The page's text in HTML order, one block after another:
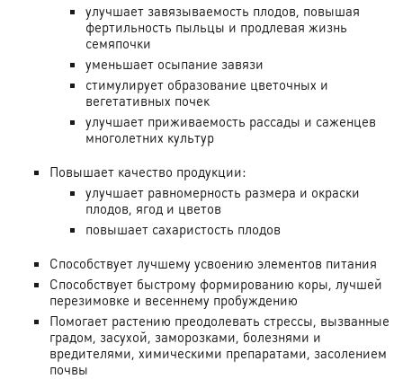
улучшает завязываемость плодов, повышая
фертильность пыльцы и продлевая жизнь
семяпочки
уменьшает осыпание завязи
стимулирует образование цветочных и
вегетативных почек
улучшает приживаемость рассады и саженцев
многолетних культур
Повышает качество продукции:
улучшает равномерность размера и окраски
плодов, ягод и цветов
повышает сахаристость плодов
Способствует лучшему усвоению элементов питания
Способствует быстрому формированию коры, лучшей
перезимовке и весеннему пробуждению
Помогает растению преодолевать стрессы, вызванные
градом, засухой, заморозками, болезнями и
вредителями, химическими препаратами, засолением
почвы